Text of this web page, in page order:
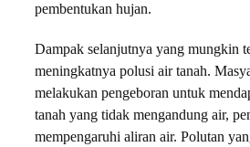
pembentukan hujan.
Dampak selanjutnya yang mungkin
meningkatnya polusi air tanah.
melakukan pengeboran untuk
tanah yang tidak mengandung air,
mempengaruhi aliran air. Polutan